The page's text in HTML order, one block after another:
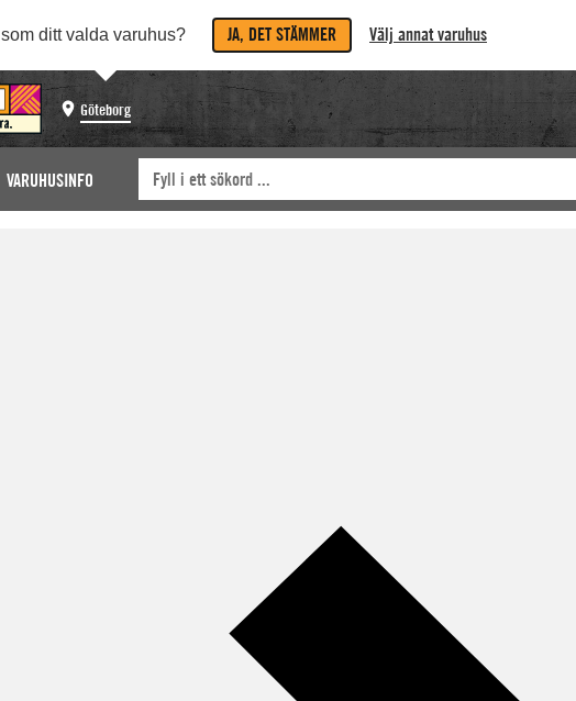
som ditt valda varuhus? JA, DET STÄMMER Välj annat varuhus
Göteborg
VARUHUSINFO